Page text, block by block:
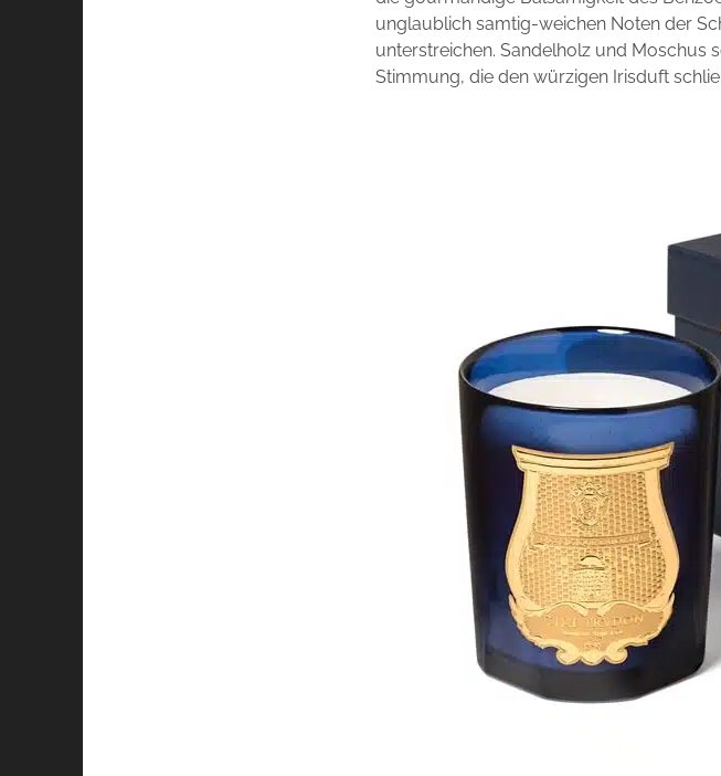
unglaublich samtig-weichen Noten der
unterstreichen. Sandelholz und Moschus
Stimmung, die den würzigen Irisduft